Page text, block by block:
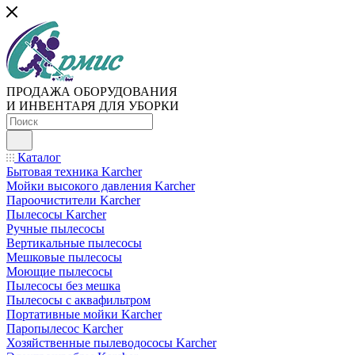
ПРОДАЖА ОБОРУДОВАНИЯ
И ИНВЕНТАРЯ ДЛЯ УБОРКИ
Каталог
Бытовая техника Karcher
Мойки высокого давления Karcher
Пароочистители Karcher
Пылесосы Karcher
Ручные пылесосы
Вертикальные пылесосы
Мешковые пылесосы
Моющие пылесосы
Пылесосы без мешка
Пылесосы с аквафильтром
Портативные мойки Karcher
Паропылесос Karcher
Хозяйственные пылеводососы Karcher